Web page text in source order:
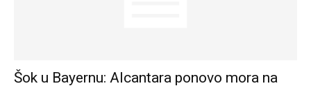
Šok u Bayernu: Alcantara ponovo mora na